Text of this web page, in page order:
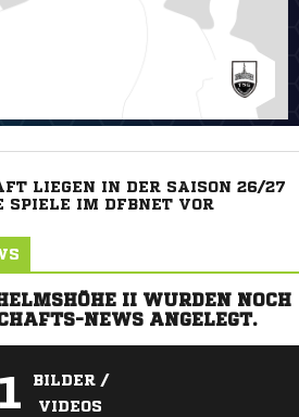
LIEGEN IN DER SAISON 26/27
SPIELE IM DFBNET VOR
II WURDEN NOCH
NEWS ANGELEGT.
1
BILDER /
VIDEOS